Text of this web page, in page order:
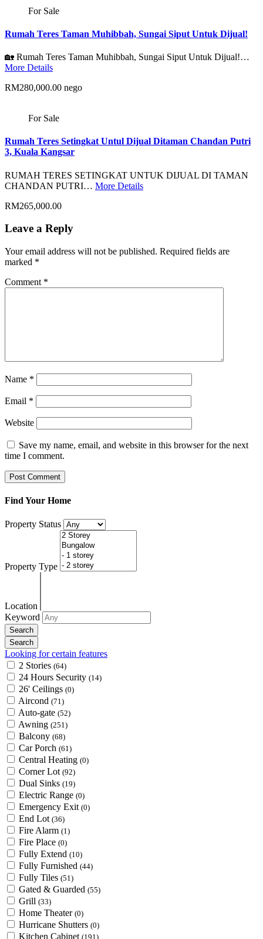
For Sale
Rumah Teres Taman Muhibbah, Sungai Siput Untuk Dijual!
🏡 Rumah Teres Taman Muhibbah, Sungai Siput Untuk Dijual!…
More Details
RM280,000.00 nego
For Sale
Rumah Teres Setingkat Untul Dijual Ditaman Chandan Putri
3, Kuala Kangsar
RUMAH TERES SETINGKAT UNTUK DIJUAL DI TAMAN
CHANDAN PUTRI… More Details
RM265,000.00
Leave a Reply
Your email address will not be published. Required fields are
marked *
Comment *
Name *
Email *
Website
Save my name, email, and website in this browser for the next
time I comment.
Find Your Home
Property Status
Property Type
Location
Keyword
Looking for certain features
2 Stories (64)
24 Hours Security (14)
26' Ceilings (0)
Aircond (71)
Auto-gate (52)
Awning (251)
Balcony (68)
Car Porch (61)
Central Heating (0)
Corner Lot (92)
Dual Sinks (19)
Electric Range (0)
Emergency Exit (0)
End Lot (36)
Fire Alarm (1)
Fire Place (0)
Fully Extend (10)
Fully Furnished (44)
Fully Tiles (51)
Gated & Guarded (55)
Grill (33)
Home Theater (0)
Hurricane Shutters (0)
Kitchen Cabinet (191)